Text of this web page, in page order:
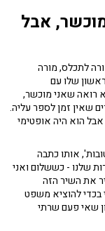
אבל
לתכלס, מורה
שלו עם
רואה שאני מוכשר,
שאין זמן לספר עליה.
הוא היה אופטימי
אותו כתבה
שלנו - כששלום ואני
את השיר הזה
בכדי להוציא משפט
שאי פעם שרתי